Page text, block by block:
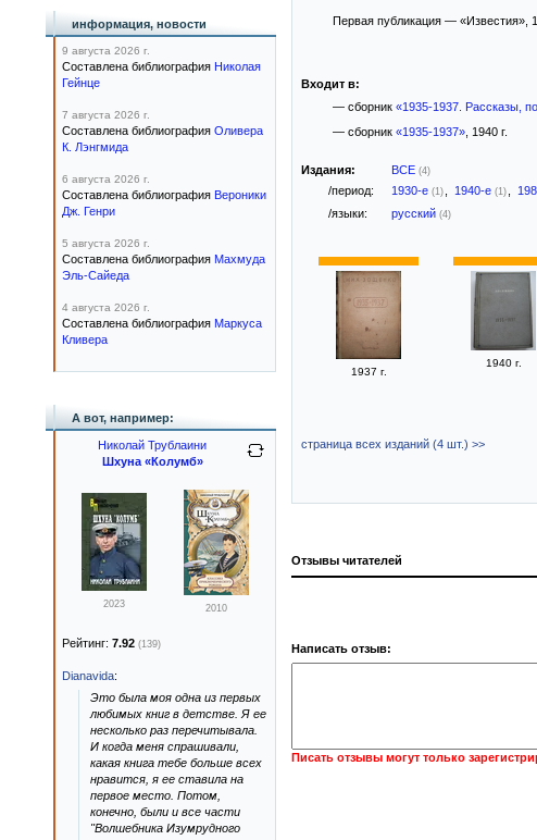
Первая публикация — «Известия»,
Входит в:
— сборник «1935-1937. Рассказы,
— сборник «1935-1937», 1940 г.
Издания: ВСЕ (4)
/период: 1930-е (1) 1940-е (1)
/языки: русский (4)
1937 г.
1940 г.
страница всех изданий (4 шт.) >>
Отзывы читателей
Написать отзыв:
Писать отзывы могут только
информация, новости
9 августа 2026 г.
Составлена библиография Николая
Гейнце
7 августа 2026 г.
Составлена библиография Оливера
К. Лэнгмида
6 августа 2026 г.
Составлена библиография Вероники
Дж. Генри
5 августа 2026 г.
Составлена библиография Махмуда
Эль-Сайеда
4 августа 2026 г.
Составлена библиография Маркуса
Кливера
А вот, например:
Николай Трублаини
Шхуна «Колумб»
2023 2010
Рейтинг: 7.92 (139)
Dianavida:
Это была моя одна из первых
любимых книг в детстве. Я ее
несколько раз перечитывала.
И когда меня спрашивали,
какая книга тебе больше всех
нравится, я ее ставила на
первое место. Потом,
конечно, были и все части
"Волшебника Изумрудного